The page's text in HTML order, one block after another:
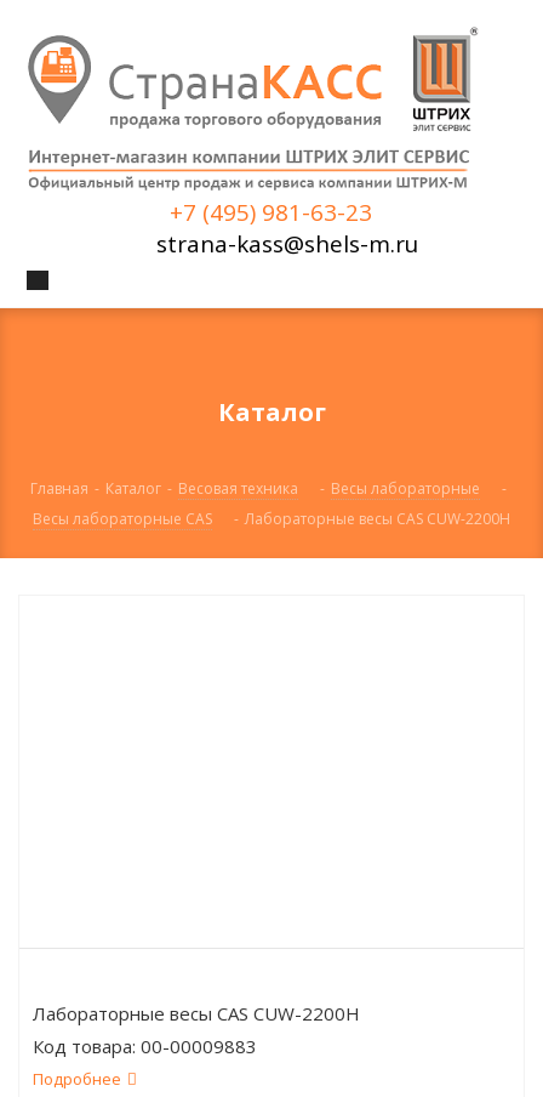
+7 (495) 981-63-23
strana-kass@shels-m.ru
Каталог
Главная - Каталог - Весовая техника - Весы лабораторные
-
Весы лабораторные CAS
- Лабораторные весы CAS CUW-2200H
Лабораторные весы CAS CUW-2200H
Код товара: 00-00009883
Подробнее